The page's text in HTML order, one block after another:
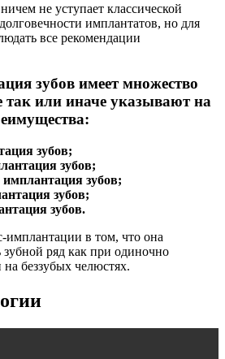
не уступает классической
имплантатов, но для
все рекомендации
зубов имеет множество
так или иначе указывают на
зубов;
зубов;
имплантация зубов;
зубов;
зубов.
имплантации в том, что она
зубной ряд как при одиночно
беззубых челюстях.